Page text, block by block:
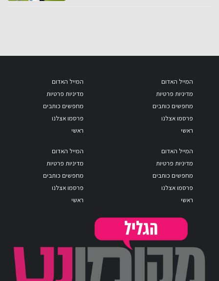
המייל האדום
מדיניות פרטיות
מחפשים כותבים
פרסמו אצלנו
ראשי
המייל האדום
מדיניות פרטיות
מחפשים כותבים
פרסמו אצלנו
ראשי
המייל האדום
מדיניות פרטיות
מחפשים כותבים
פרסמו אצלנו
ראשי
המייל האדום
מדיניות פרטיות
מחפשים כותבים
פרסמו אצלנו
ראשי